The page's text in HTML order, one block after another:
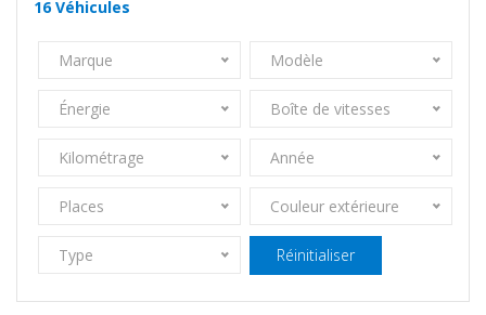
16 Véhicules
Marque Modèle
Énergie Boîte de vitesses
Kilométrage Année
Places Couleur extérieure
Type Réinitialiser